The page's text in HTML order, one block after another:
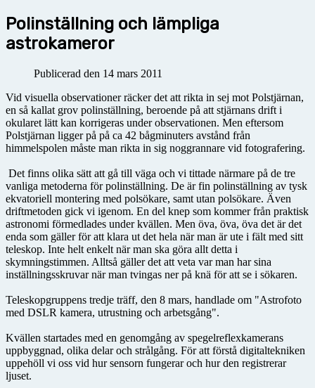
Polinställning och lämpliga
astrokameror
Publicerad den 14 mars 2011
Vid visuella observationer räcker det att rikta in sej mot Polstjärnan,
en så kallat grov polinställning, beroende på att stjärnans drift i
okularet lätt kan korrigeras under observationen. Men eftersom
Polstjärnan ligger på på ca 42 bågminuters avstånd från
himmelspolen måste man rikta in sig noggrannare vid fotografering.
Det finns olika sätt att gå till väga och vi tittade närmare på de tre
vanliga metoderna för polinställning. De är fin polinställning av tysk
ekvatoriell montering med polsökare, samt utan polsökare. Även
driftmetoden gick vi igenom. En del knep som kommer från praktisk
astronomi förmedlades under kvällen. Men öva, öva, öva det är det
enda som gäller för att klara ut det hela när man är ute i fält med sitt
teleskop. Inte helt enkelt när man ska göra allt detta i
skymningstimmen. Alltså gäller det att veta var man har sina
inställningsskruvar när man tvingas ner på knä för att se i sökaren.
Teleskopgruppens tredje träff, den 8 mars, handlade om "Astrofoto
med DSLR kamera, utrustning och arbetsgång".
Kvällen startades med en genomgång av spegelreflexkamerans
uppbyggnad, olika delar och strålgång. För att förstå digitaltekniken
uppehöll vi oss vid hur sensorn fungerar och hur den registrerar
ljuset.